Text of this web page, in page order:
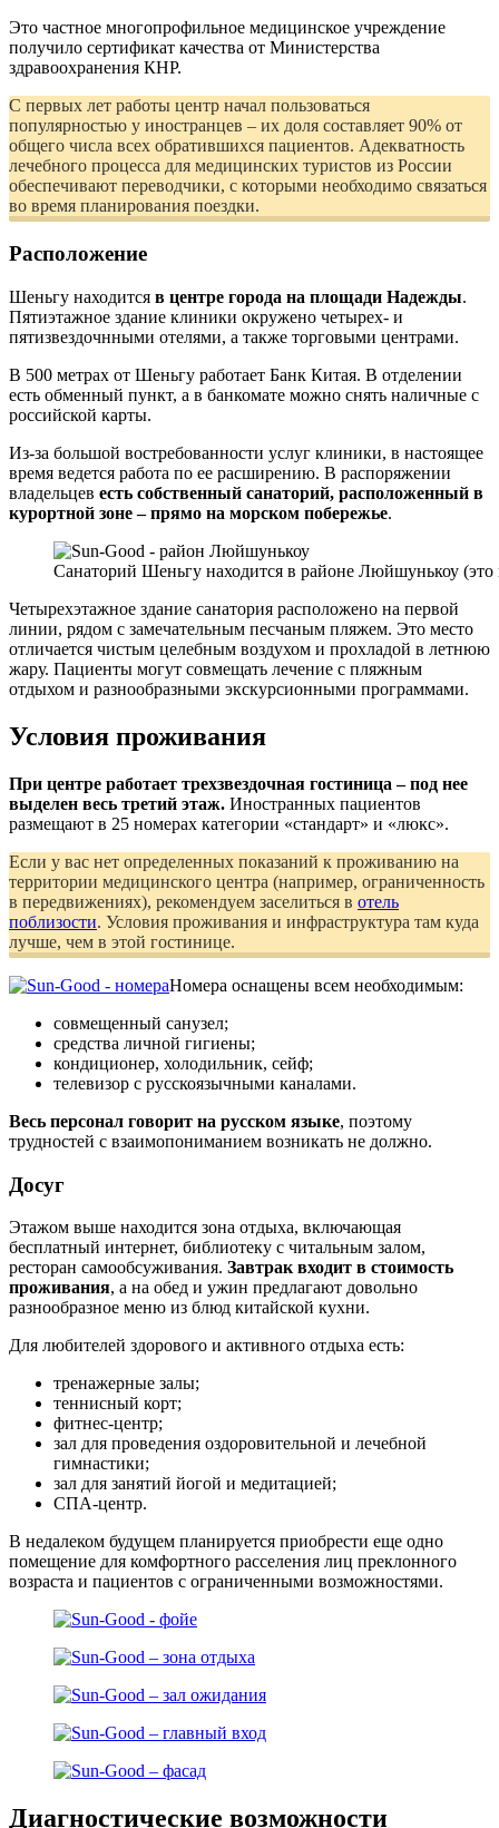
Это частное многопрофильное медицинское учреждение
получило сертификат качества от Министерства
здравоохранения КНР.
С первых лет работы центр начал пользоваться
популярностью у иностранцев – их доля составляет 90% от
общего числа всех обратившихся пациентов. Адекватность
лечебного процесса для медицинских туристов из России
обеспечивают переводчики, с которыми необходимо связаться
во время планирования поездки.
Расположение
Шеньгу находится в центре города на площади Надежды.
Пятиэтажное здание клиники окружено четырех- и
пятизвездочнными отелями, а также торговыми центрами.
В 500 метрах от Шеньгу работает Банк Китая. В отделении
есть обменный пункт, а в банкомате можно снять наличные с
российской карты.
Из-за большой востребованности услуг клиники, в настоящее
время ведется работа по ее расширению. В распоряжении
владельцев есть собственный санаторий, расположенный в
курортной зоне – прямо на морском побережье.
Санаторий Шеньгу находится в районе Люйшунькоу (это
Четырехэтажное здание санатория расположено на первой
линии, рядом с замечательным песчаным пляжем. Это место
отличается чистым целебным воздухом и прохладой в летнюю
жару. Пациенты могут совмещать лечение с пляжным
отдыхом и разнообразными экскурсионными программами.
Условия проживания
При центре работает трехзвездочная гостиница – под нее
выделен весь третий этаж. Иностранных пациентов
размещают в 25 номерах категории «стандарт» и «люкс».
Если у вас нет определенных показаний к проживанию на
территории медицинского центра (например, ограниченность
в передвижениях), рекомендуем заселиться в отель
поблизости. Условия проживания и инфраструктура там куда
лучше, чем в этой гостинице.
Номера оснащены всем необходимым:
совмещенный санузел;
средства личной гигиены;
кондиционер, холодильник, сейф;
телевизор с русскоязычными каналами.
Весь персонал говорит на русском языке, поэтому
трудностей с взаимопониманием возникать не должно.
Досуг
Этажом выше находится зона отдыха, включающая
бесплатный интернет, библиотеку с читальным залом,
ресторан самообсуживания. Завтрак входит в стоимость
проживания, а на обед и ужин предлагают довольно
разнообразное меню из блюд китайской кухни.
Для любителей здорового и активного отдыха есть:
тренажерные залы;
теннисный корт;
фитнес-центр;
зал для проведения оздоровительной и лечебной
гимнастики;
зал для занятий йогой и медитацией;
СПА-центр.
В недалеком будущем планируется приобрести еще одно
помещение для комфортного расселения лиц преклонного
возраста и пациентов с ограниченными возможностями.
Диагностические возможности